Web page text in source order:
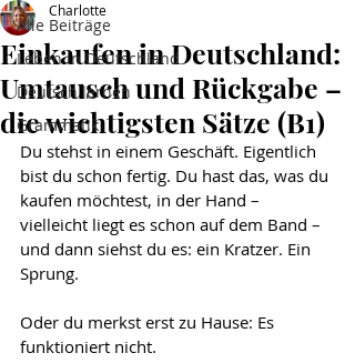
Alle Beiträge
Leben in Deutschland
Deutsch lernen
Grammatik
Einkaufen in Deutschland:
Umtausch und Rückgabe –
die wichtigsten Sätze (B1)
Charlotte
Du stehst in einem Geschäft. Eigentlich
bist du schon fertig. Du hast das, was du
kaufen möchtest, in der Hand –
vielleicht liegt es schon auf dem Band –
und dann siehst du es: ein Kratzer. Ein
Sprung.
Oder du merkst erst zu Hause: Es
funktioniert nicht.